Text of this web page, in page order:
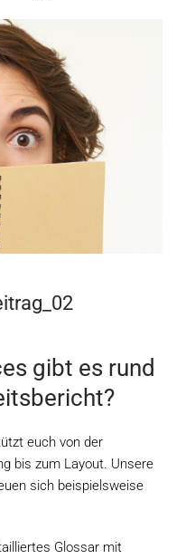
gibt es rund
euch von der
bis zum Layout. Unsere
sich beispielsweise
Glossar mit